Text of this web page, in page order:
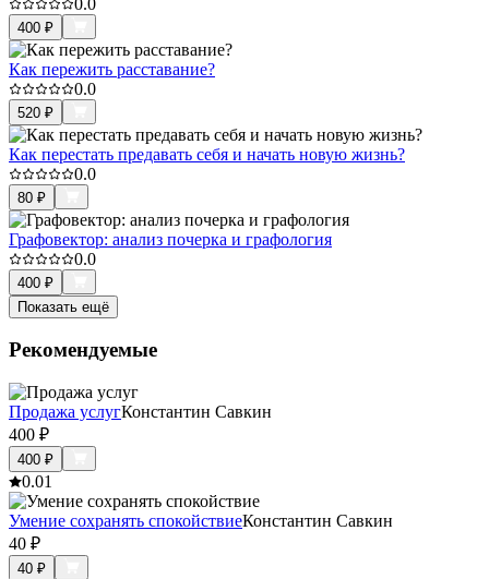
400 ₽
Как пережить расставание?
0.0
520 ₽
Как перестать предавать себя и начать новую жизнь?
0.0
80 ₽
Графовектор: анализ почерка и графология
0.0
400 ₽
Показать ещё
Рекомендуемые
Продажа услугКонстантин Савкин
400 ₽
400 ₽
0.01
Умение сохранять спокойствиеКонстантин Савкин
40 ₽
40 ₽